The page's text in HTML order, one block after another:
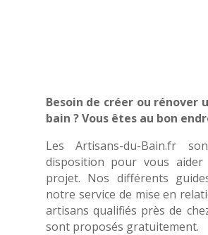
Besoin de créer ou rénover
bain ? Vous êtes au bon
Les Artisans-du-Bain.fr
disposition pour vous aider
projet. Nos différents
notre service de mise en
artisans qualifiés près de
sont proposés gratuitement.